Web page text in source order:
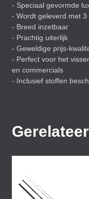
- Speciaal gevormde
- Wordt geleverd met 3
- Breed inzetbaar
- Prachtig uiterlijk
- Geweldige prijs-
- Perfect voor het
en commercials
- Inclusief stoffen